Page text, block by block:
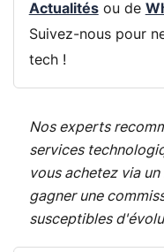
Actualitésou de
Suivez-nous pour
tech !
Nos experts
services
vous achetez via
gagner une
susceptibles